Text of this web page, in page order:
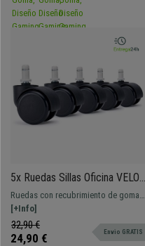
5x Ruedas Sillas Oficina VELO,
11x50 mm, con Recubrimiento
de Goma, Pin de Nylon, color
Negro
Ruedas con recubrimiento de goma y
pin de nylon de 11mm. ¡Disponibles
en varios colores!
[+Info]
32,90 €
24,90 € Envio GRATIS